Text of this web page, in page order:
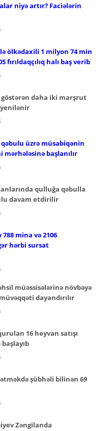
niyə artır? Faciələrin
ölkədaxili 1 milyon 74 min
fırıldaqçılıq halı baş verib
göstərən daha iki marşrut
üzrə müsabiqənin
mərhələsinə başlanılır
qulluğa qəbulla
davam etdirilir
mina və 2106
hərbi sursat
müəssisələrinə növbəyə
dayandırılır
16 heyvan satışı
şübhəli bilinən 69
Zəngilanda